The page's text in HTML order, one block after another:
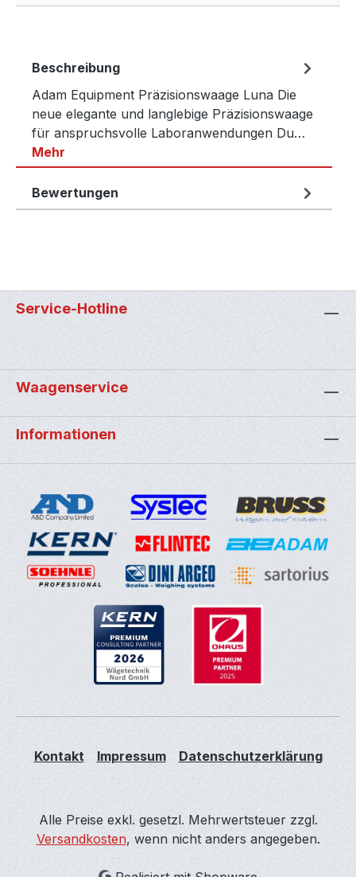
Beschreibung
Adam Equipment Präzisionswaage Luna Die
neue elegante und langlebige Präzisionswaage
für anspruchsvolle Laboranwendungen Du…
Mehr
Bewertungen
Service-Hotline
Waagenservice
Informationen
Kontakt Impressum Datenschutzerklärung
Alle Preise exkl. gesetzl. Mehrwertsteuer zzgl.
Versandkosten, wenn nicht anders angegeben.